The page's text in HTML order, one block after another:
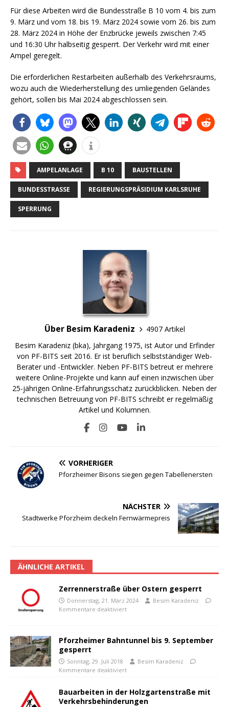
Für diese Arbeiten wird die Bundesstraße B 10 vom 4. bis zum
9. März und vom 18. bis 19. März 2024 sowie vom 26. bis zum
28. März 2024 in Höhe der Enzbrücke jeweils zwischen 7:45
und 16:30 Uhr halbseitig gesperrt. Der Verkehr wird mit einer
Ampel geregelt.
Die erforderlichen Restarbeiten außerhalb des Verkehrsraums,
wozu auch die Wiederherstellung des umliegenden Geländes
gehört, sollen bis Mai 2024 abgeschlossen sein.
AMPELANLAGE B 10 BAUSTELLEN
BUNDESSTRASSE REGIERUNGSPRÄSIDIUM KARLSRUHE
SPERRUNG
Über Besim Karadeniz
4907 Artikel
Besim Karadeniz (bka), Jahrgang 1975, ist Autor und Erfinder
von PF-BITS seit 2016. Er ist beruflich selbstständiger Web-
Berater und -Entwickler. Neben PF-BITS betreut er mehrere
weitere Online-Projekte und kann auf einen inzwischen über
25-jährigen Online-Erfahrungsschatz zurückblicken. Neben der
technischen Betreuung von PF-BITS schreibt er regelmäßig
Artikel und Kolumnen.
VORHERIGER
Pforzheimer Bisons siegen gegen Tabellenersten
NÄCHSTER
Stadtwerke Pforzheim deckeln Fernwärmepreis
ÄHNLICHE ARTIKEL
Zerrennerstraße über Ostern gesperrt
Donnerstag, 21. März 2024
Besim Karadeniz
Kommentare deaktiviert
Pforzheimer Bahntunnel bis 9. September
gesperrt
Sonntag, 29. Juli 2018
Besim Karadeniz
Kommentare deaktiviert
Bauarbeiten in der Holzgartenstraße mit
Verkehrsbehinderungen